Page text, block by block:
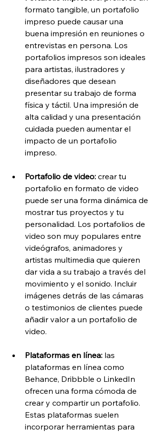
formato tangible, un portafolio
impreso puede causar una
buena impresión en reuniones o
entrevistas en persona. Los
portafolios impresos son ideales
para artistas, ilustradores y
diseñadores que desean
presentar su trabajo de forma
física y táctil. Una impresión de
alta calidad y una presentación
cuidada pueden aumentar el
impacto de un portafolio
impreso.
Portafolio de video: crear tu
portafolio en formato de video
puede ser una forma dinámica de
mostrar tus proyectos y tu
personalidad. Los portafolios de
video son muy populares entre
videógrafos, animadores y
artistas multimedia que quieren
dar vida a su trabajo a través del
movimiento y el sonido. Incluir
imágenes detrás de las cámaras
o testimonios de clientes puede
añadir valor a un portafolio de
video.
Plataformas en línea: las
plataformas en línea como
Behance, Dribbble o LinkedIn
ofrecen una forma cómoda de
crear y compartir un portafolio.
Estas plataformas suelen
incorporar herramientas para